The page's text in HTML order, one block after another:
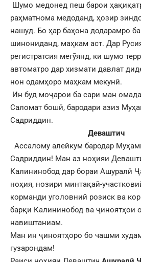
Шумо медонед пеш барои
раҳматнома медоданд, ҳозир
нашуд. Бо ҳар баҳона додарамро
шинониданд, маҳкам аст. Дар
регистратсия мегӯянд, ки шумо
автоматро дар хизмати давлат
нон одамҳоро маҳкам мекунӣ.
Ин буд моҷарои ба сари ман
Саломат бошӣ, бародари азиз
Садриддин.
Деваштич
Ассалому алейкум бародар
Садриддин! Ман аз ноҳияи
Калининобод дар бораи Ашуралӣ
ноҳия, нозири минтақаӣ-
корманди уголовний розиск ва
барқи Калининобод ва ҷиноятҳои
навиштаниам.
Ман ин ҷиноятҳоро бо чашми
гузарондам!